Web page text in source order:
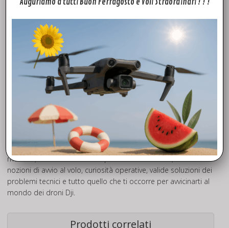
Fly To Discover® è il tuo è rivenditore Dji Autorizzato di fiducia.
Grazie all’esperienza maturata negli anni, siamo in grado di
offrirti la massima competenza e professionalità che
metteremo a tua disposizione a partire dalla scelta del
modello, chiarendoti molti aspetti sulla normativa, donandoti
nozioni di avvio al volo, curiosità operative, valide soluzioni dei
problemi tecnici e tutto quello che ti occorre per avvicinarti al
mondo dei droni Dji.
Prodotti correlati
Auguriamo a tutti Buon Ferragosto e Voli Straordinari ! ! !